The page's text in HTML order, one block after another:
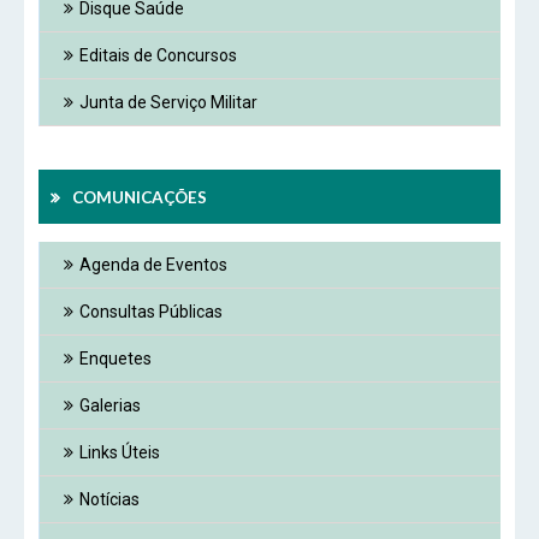
Disque Saúde
Editais de Concursos
Junta de Serviço Militar
COMUNICAÇÕES
Agenda de Eventos
Consultas Públicas
Enquetes
Galerias
Links Úteis
Notícias
Das 8h às 12h e das 14h às 18h.
De segunda-feira a sexta-feira.
Outras Informações: